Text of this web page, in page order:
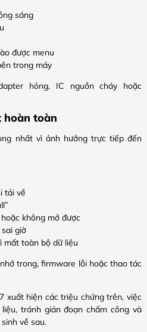
sáng
được menu
trong máy
hỏng, IC nguồn cháy hoặc
hoàn toàn
nhất vì ảnh hưởng trực tiếp đến
tải về
không mở được
giờ
mất toàn bộ dữ liệu
trong, firmware lỗi hoặc thao tác
xuất hiện các triệu chứng trên, việc
tránh gián đoạn chấm công và
về sau.